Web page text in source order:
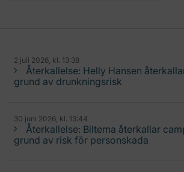
2 juli 2026, kl. 13:38
Återkallelse: Helly Hansen
grund av drunkningsrisk
30 juni 2026, kl. 13:44
Återkallelse: Biltema återkallar
grund av risk för personskada